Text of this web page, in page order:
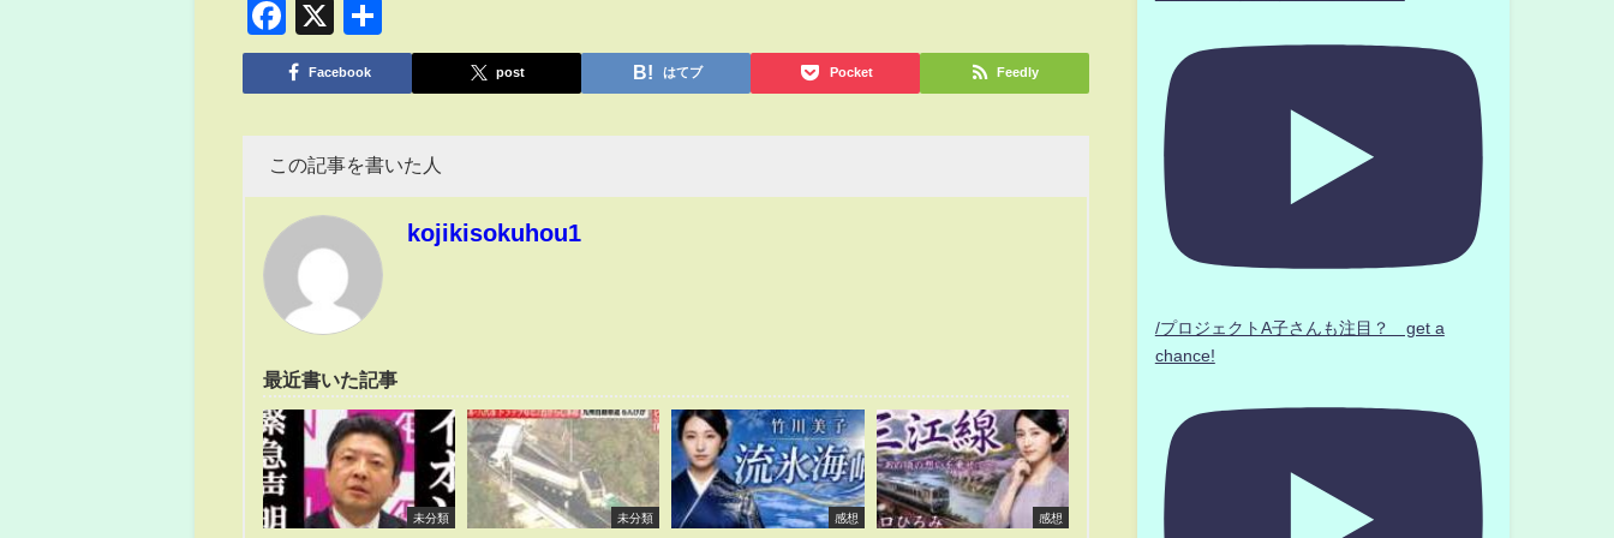
Facebook
X
有
Facebook post はてブ Pocket Feedly
この記事を書いた人
kojikisokuhou1
最近書いた記事
未分類 未分類 感想 感想
/プロジェクトA子さんも注目？ get a
chance!